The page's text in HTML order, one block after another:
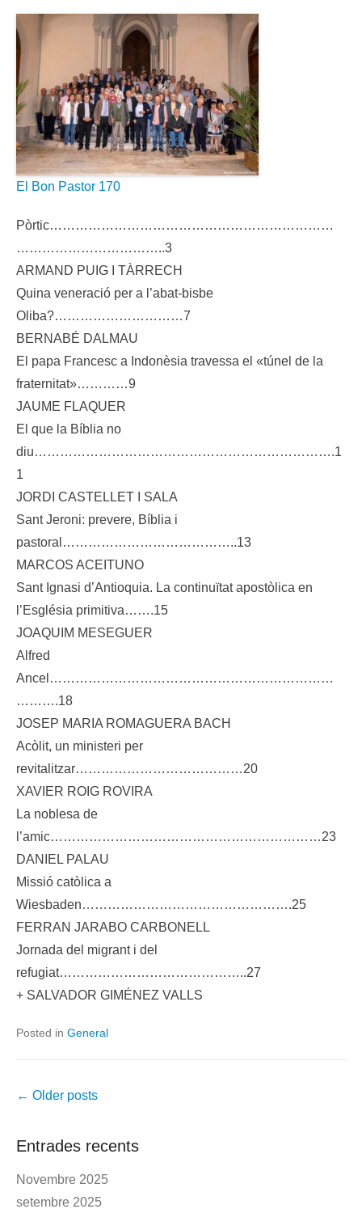
El Bon Pastor 170
Pòrtic…………………………………………………………
……………………………..3
ARMAND PUIG I TÀRRECH
Quina veneració per a l’abat-bisbe
Oliba?…………………………7
BERNABÉ DALMAU
El papa Francesc a Indonèsia travessa el «túnel de la
fraternitat»…………9
JAUME FLAQUER
El que la Bíblia no
diu…………………………………………………………….1
1
JORDI CASTELLET I SALA
Sant Jeroni: prevere, Bíblia i
pastoral…………………………………..13
MARCOS ACEITUNO
Sant Ignasi d’Antioquia. La continuïtat apostòlica en
l’Església primitiva…….15
JOAQUIM MESEGUER
Alfred
Ancel…………………………………………………………
……….18
JOSEP MARIA ROMAGUERA BACH
Acòlit, un ministeri per
revitalitzar…………………………………20
XAVIER ROIG ROVIRA
La noblesa de
l’amic………………………………………………………23
DANIEL PALAU
Missió catòlica a
Wiesbaden………………………………………….25
FERRAN JARABO CARBONELL
Jornada del migrant i del
refugiat……………………………………..27
+ SALVADOR GIMÉNEZ VALLS
Posted in General
Post
← Older posts
Entrades recents
Novembre 2025
setembre 2025